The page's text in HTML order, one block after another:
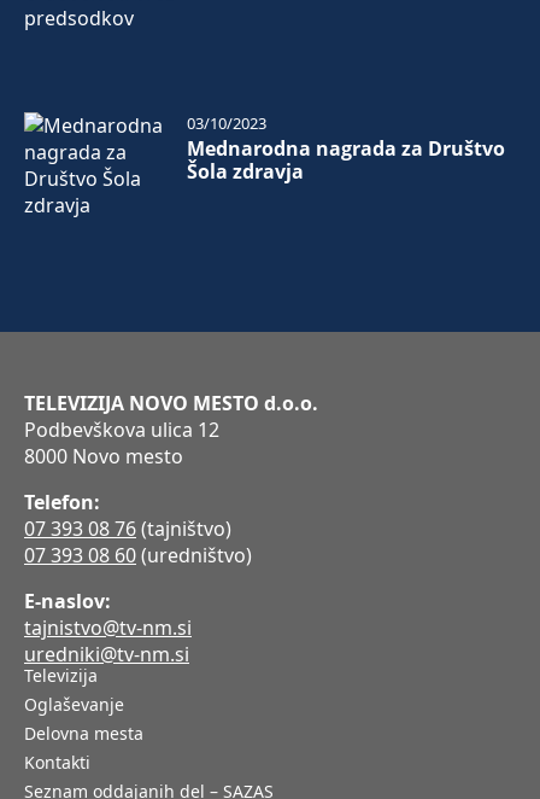
Mednarodna nagrada za Društvo
Šola zdravja
03/10/2023
TELEVIZIJA NOVO MESTO d.o.o.
Podbevškova ulica 12
8000 Novo mesto
Telefon:
07 393 08 76(tajništvo)
07 393 08 60(uredništvo)
E-naslov:
tajnistvo@tv-nm.si
uredniki@tv-nm.si
Televizija
Oglaševanje
Delovna mesta
Kontakti
Seznam oddajanih del – SAZAS